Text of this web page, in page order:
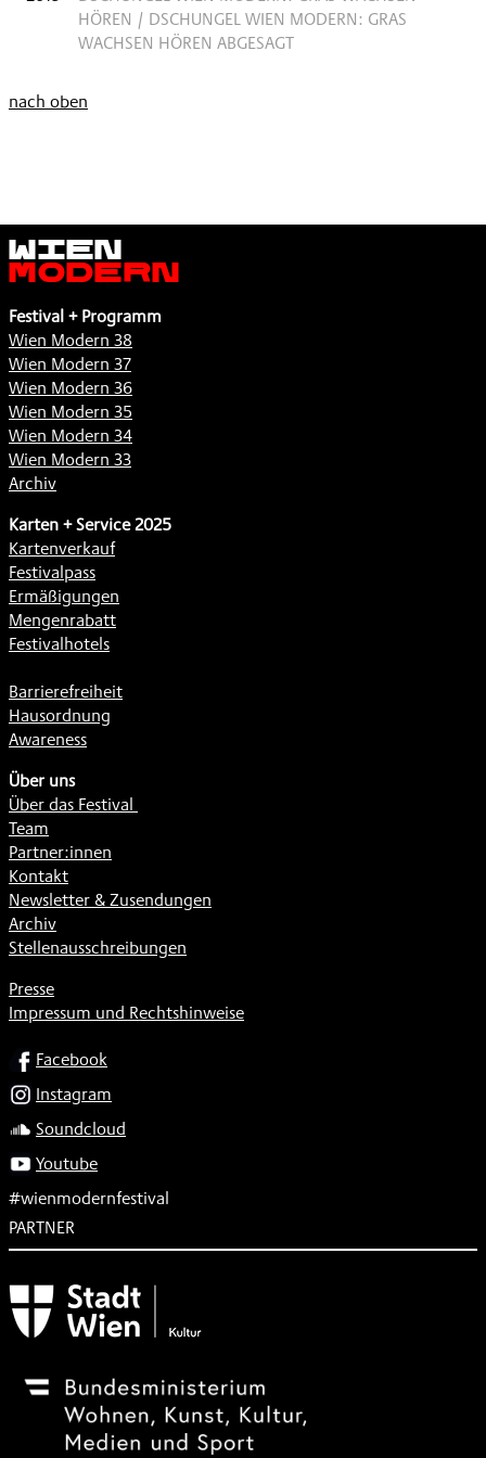
HÖREN / DSCHUNGEL WIEN MODERN: GRAS
WACHSEN HÖREN ABGESAGT
nach oben
Wien
Modern
Festival + Programm
Wien Modern 38
Wien Modern 37
Wien Modern 36
Wien Modern 35
Wien Modern 34
Wien Modern 33
Archiv
Karten + Service 2025
Kartenverkauf
Festivalpass
Ermäßigungen
Mengenrabatt
Festivalhotels
Barrierefreiheit
Hausordnung
Awareness
Über uns
Über das Festival
Team
Partner:innen
Kontakt
Newsletter & Zusendungen
Archiv
Stellenausschreibungen
Presse
Impressum und Rechtshinweise
SOCIALFacebook
Instagram
Soundcloud
Youtube
#wienmodernfestival
PARTNER
Subventionsgeber